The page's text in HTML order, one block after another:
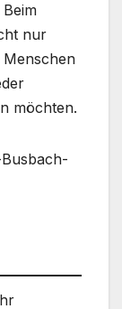
nur
möchten.